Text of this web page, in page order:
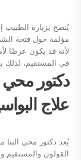
يُنصح بزيارة الطبيب
مؤلمة حول فتحة
لأنه قد يكون عرضًا
في المستقيم، لذلك
دكتور محي
علاج
يُعد دكتور محي
القولون والمستقيم